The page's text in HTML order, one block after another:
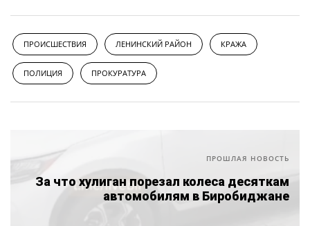
ПРОИСШЕСТВИЯ ЛЕНИНСКИЙ РАЙОН КРАЖА
ПОЛИЦИЯ ПРОКУРАТУРА
ПРОШЛАЯ НОВОСТЬ
За что хулиган порезал колеса десяткам
автомобилям в Биробиджане